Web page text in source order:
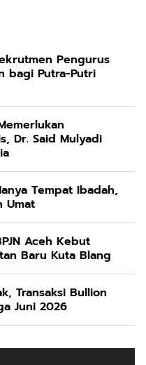
Pengurus
bagi Putra-Putri
Dr. Said Mulyadi
Tempat Ibadah,
Umat
Aceh Kebut
Baru Kuta Blang
Transaksi Bullion
Juni 2026